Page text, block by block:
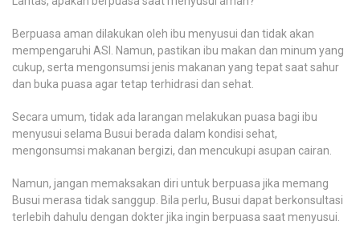
Berpuasa aman dilakukan oleh ibu menyusui dan tidak akan
mempengaruhi ASI. Namun, pastikan ibu makan dan minum yang
cukup, serta mengonsumsi jenis makanan yang tepat saat sahur
dan buka puasa agar tetap terhidrasi dan sehat.
Secara umum, tidak ada larangan melakukan puasa bagi ibu
menyusui selama Busui berada dalam kondisi sehat,
mengonsumsi makanan bergizi, dan mencukupi asupan cairan.
Namun, jangan memaksakan diri untuk berpuasa jika memang
Busui merasa tidak sanggup. Bila perlu, Busui dapat berkonsultasi
terlebih dahulu dengan dokter jika ingin berpuasa saat menyusui.